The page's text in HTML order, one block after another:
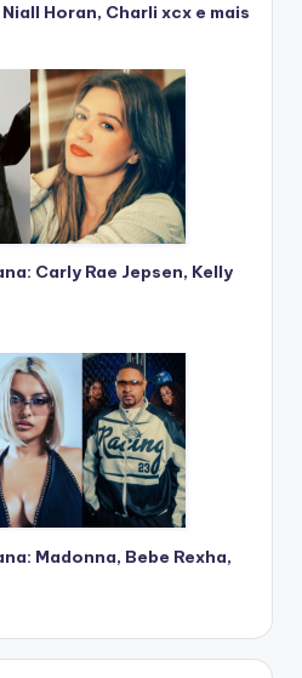
Horan, Charli xcx e mais
Carly Rae Jepsen, Kelly
Madonna, Bebe Rexha,